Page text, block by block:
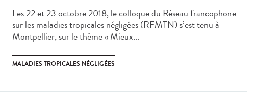
Les 22 et 23 octobre 2018, le colloque du Réseau francophone
sur les maladies tropicales négligées (RFMTN) s’est tenu à
Montpellier, sur le thème « Mieux...
MALADIES TROPICALES NÉGLIGÉES